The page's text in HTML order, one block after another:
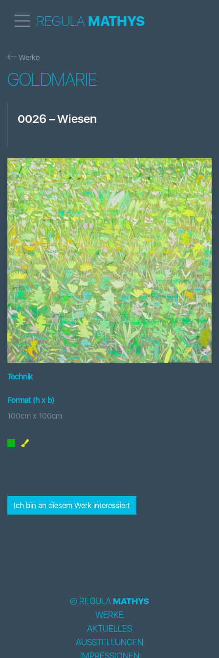
REGULA MATHYS
Werke
GOLDMARIE
0026 –Wiesen
Technik
Format (h x b)
100cm x 100cm
Ich bin an diesem Werk interessiert
© REGULA MATHYS
WERKE
AKTUELLES
AUSSTELLUNGEN
IMPRESSIONEN